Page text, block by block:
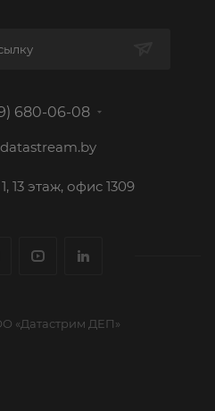
680-06-08
13 этаж, офис 1309
«Датастрим ДЕП»